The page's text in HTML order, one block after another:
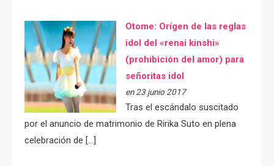
Otome: Orígen de las reglas
idol del «renai kinshi»
(prohibición del amor) para
señoritas idol
en 23 junio 2017
Tras el escándalo suscitado
por el anuncio de matrimonio de Ririka Suto en plena
celebración de […]